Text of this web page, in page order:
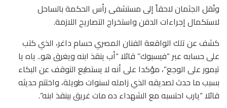
ونُقل الجثمان لاحقاً إلى مستشفى رأس الحكمة بالساحل
لاستكمال إجراءات الدفن واستخراج التصاريح اللازمة.
كشف عن تلك الواقعة الفنان المصري حسام داغر، الذي كتب
على حسابه عبر “فيسبوك” قائلا “أب ينقذ ابنه ويغرق هو.. ياه يا
تيمور على الوجع”، مؤكدا على أنه لا يستطيع التوقف عن البكاء
بسبب ما حدث لصديقه الذي زامله لسنوات طويلة، واختتم حديثه
قائلا “يارب احتسبه مع الشهداء ده مات غريق بينقذ ابنه”.